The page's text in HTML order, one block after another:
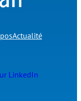
Actualité
LinkedIn